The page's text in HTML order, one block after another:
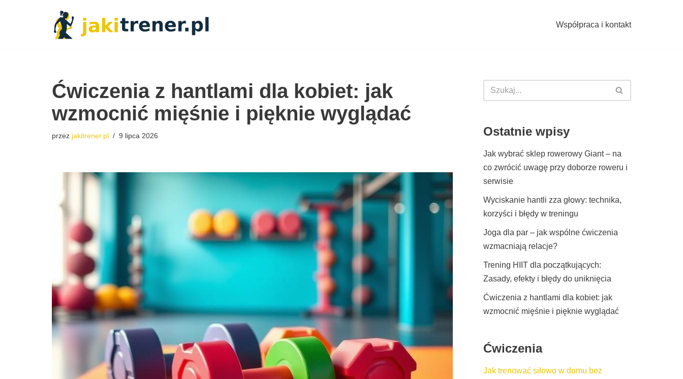
Współpraca i kontakt
Ćwiczenia z hantlami dla kobiet: jak
wzmocnić mięśnie i pięknie wyglądać
przez jakitrener.pl 9 lipca 2026 Ostatnie wpisy
Jak wybrać sklep rowerowy Giant – na
co zwrócić uwagę przy doborze roweru i
serwisie
Wyciskanie hantli zza głowy: technika,
korzyści i błędy w treningu
Joga dla par – jak wspólne ćwiczenia
wzmacniają relacje?
Trening HIIT dla początkujących:
Zasady, efekty i błędy do uniknięcia
Ćwiczenia z hantlami dla kobiet: jak
wzmocnić mięśnie i pięknie wyglądać
Ćwiczenia
Jak trenować siłowo w domu bez